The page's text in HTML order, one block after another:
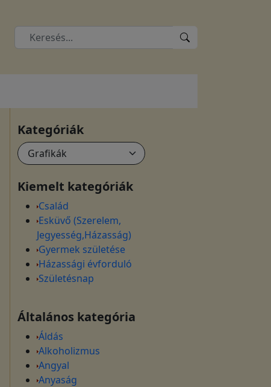
Kategóriák
Kiemelt kategóriák
Család
Esküvő (Szerelem,
Jegyesség,Házasság)
Gyermek születése
Házassági évforduló
Születésnap
Általános kategória
Áldás
Alkoholizmus
Angyal
Anyaság